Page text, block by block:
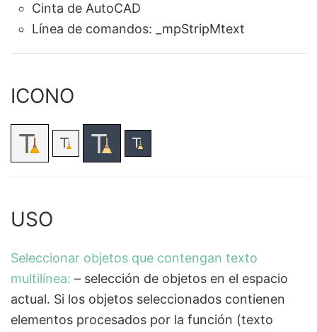
Cinta de AutoCAD
Línea de comandos:
_mpStripMtext
ICONO
USO
Seleccionar objetos que contengan texto
multilínea: – selección de objetos en el espacio
actual. Si los objetos seleccionados contienen
elementos procesados por la función (texto